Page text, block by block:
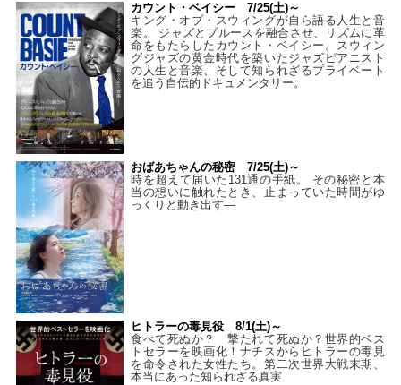
カウント・ベイシー 7/25(土)～
キング・オブ・スウィングが自ら語る人生と音
楽。 ジャズとブルースを融合させ、リズムに革
命をもたらしたカウント・ベイシー。スウィン
グジャズの黄金時代を築いたジャズピアニスト
の人生と音楽、そして知られざるプライベート
を追う自伝的ドキュメンタリー。
おばあちゃんの秘密 7/25(土)～
時を超えて届いた131通の手紙。 その秘密と本
当の想いに触れたとき、止まっていた時間がゆ
っくりと動き出す―
ヒトラーの毒見役 8/1(土)～
食べて死ぬか？ 撃たれて死ぬか？世界的ベス
トセラーを映画化！ナチスからヒトラーの毒見
を命令された女性たち。第二次世界大戦末期、
本当にあった知られざる真実